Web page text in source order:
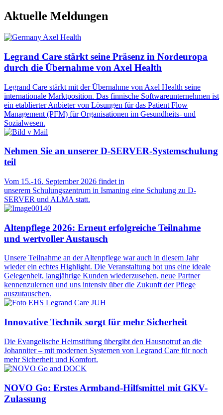
Aktuelle Meldungen
Legrand Care stärkt seine Präsenz in Nordeuropa
durch die Übernahme von Axel Health
Legrand Care stärkt mit der Übernahme von Axel Health seine
internationale Marktposition. Das finnische Softwareunternehmen ist
ein etablierter Anbieter von Lösungen für das Patient Flow
Management (PFM) für Organisationen im Gesundheits- und
Sozialwesen.
Nehmen Sie an unserer D-SERVER-Systemschulung
teil
Vom 15.-16. September 2026 findet in
unserem Schulungszentrum in Ismaning eine Schulung zu D-
SERVER und ALMA statt.
Altenpflege 2026: Erneut erfolgreiche Teilnahme
und wertvoller Austausch
Unsere Teilnahme an der Altenpflege war auch in diesem Jahr
wieder ein echtes Highlight. Die Veranstaltung bot uns eine ideale
Gelegenheit, langjährige Kunden wiederzusehen, neue Partner
kennenzulernen und uns intensiv über die Zukunft der Pflege
auszutauschen.
Innovative Technik sorgt für mehr Sicherheit
Die Evangelische Heimstiftung übergibt den Hausnotruf an die
Johanniter – mit modernen Systemen von Legrand Care für noch
mehr Sicherheit und Komfort.
NOVO Go: Erstes Armband-Hilfsmittel mit GKV-
Zulassung